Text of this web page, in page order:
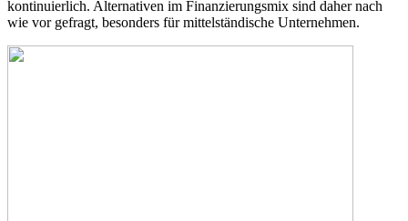
kontinuierlich. Alternativen im Finanzierungsmix sind daher nach
wie vor gefragt, besonders für mittelständische Unternehmen.